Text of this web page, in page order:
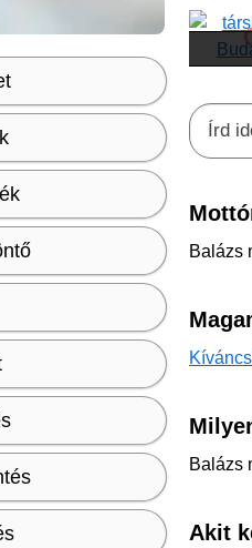
Balázs
Balázs
Akit